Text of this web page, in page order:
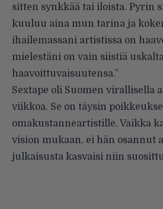
sitten synkkää tai iloista. Pyrin
kuuluu aina mun tarina ja
ihailemassani artistissa on
mielestäni on vain siistiä
haavoittuvaisuutensa.”
Sextape oli Suomen virallisella
viikkoa. Se on täysin
omakustanneartistille. Vaikka
vision mukaan, ei hän osannut
julkaisusta kasvaisi niin